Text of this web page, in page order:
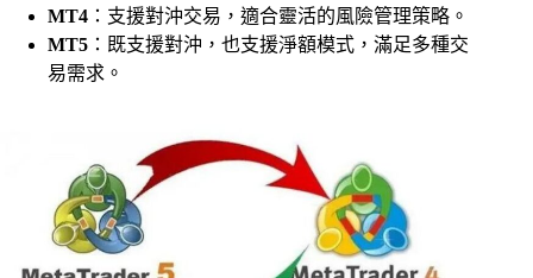
MT4 ：支援對沖交易，適合靈活的風險管理策略。
MT5 ：既支援對沖，也支援淨額模式，滿足多種交
易需求。